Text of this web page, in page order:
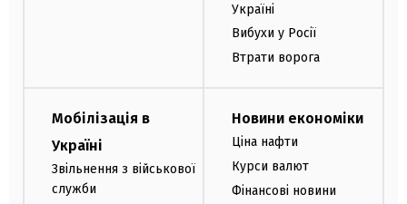
Україні
Вибухи у Росії
Втрати ворога
Мобілізація в
Україні
Звільнення з військової
служби
Новини економіки
Ціна нафти
Курси валют
Фінансові новини